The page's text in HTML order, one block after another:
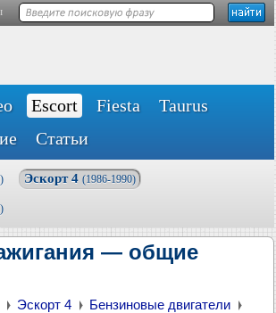
Escort Fiesta
Taurus
Статьи
Эскорт 4 (1986-1990)
— общие
Эскорт 4
Бензиновые двигатели